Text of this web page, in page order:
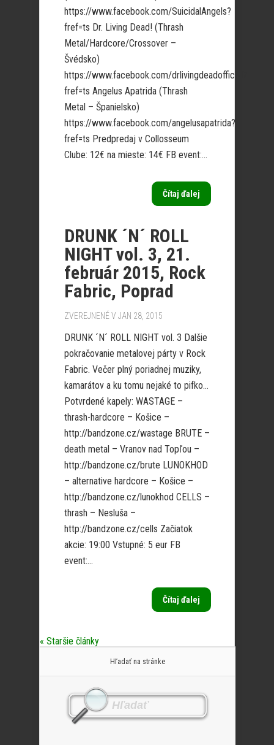
https://www.facebook.com/SuicidalAngels?
fref=ts Dr. Living Dead! (Thrash
Metal/Hardcore/Crossover –
Švédsko)
https://www.facebook.com/drlivingdeadofficial?
fref=ts Angelus Apatrida (Thrash
Metal – Španielsko)
https://www.facebook.com/angelusapatrida?
fref=ts Predpredaj v Collosseum
Clube: 12€ na mieste: 14€ FB event:...
Čítaj ďalej
DRUNK ´N´ ROLL
NIGHT vol. 3, 21.
február 2015, Rock
Fabric, Poprad
ZVEREJNENÉ V JAN 28, 2015
DRUNK ´N´ ROLL NIGHT vol. 3 Dalšie
pokračovanie metalovej párty v Rock
Fabric. Večer plný poriadnej muziky,
kamarátov a ku tomu nejaké to pifko…
Potvrdené kapely: WASTAGE –
thrash-hardcore – Košice –
http://bandzone.cz/wastage BRUTE –
death metal – Vranov nad Topľou –
http://bandzone.cz/brute LUNOKHOD
– alternative hardcore – Košice –
http://bandzone.cz/lunokhod CELLS –
thrash – Nesluša –
http://bandzone.cz/cells Začiatok
akcie: 19:00 Vstupné: 5 eur FB
event:...
Čítaj ďalej
« Staršie články
Hľadať na stránke